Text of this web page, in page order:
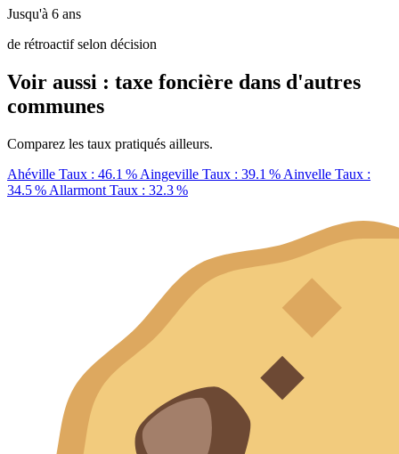
Jusqu'à 6 ans
de rétroactif selon décision
Voir aussi : taxe foncière dans d'autres
communes
Comparez les taux pratiqués ailleurs.
Ahéville Taux : 46.1 % Aingeville Taux : 39.1 % Ainvelle Taux :
34.5 % Allarmont Taux : 32.3 %